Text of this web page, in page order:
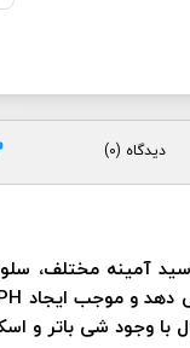
دیدگاه (0)
با بهره گیری از 12
وجود شی باتر و